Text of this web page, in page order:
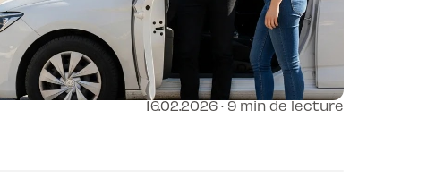
16.02.2026 · 9 min de lecture